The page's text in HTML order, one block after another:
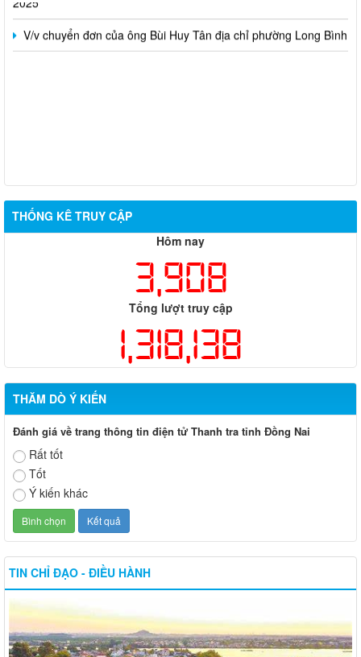
V/v chuyển đơn của ông Bùi Huy Tân địa chỉ phường Long Bình
THỐNG KÊ TRUY CẬP
Hôm nay
3,908
Tổng lượt truy cập
1,318,138
THĂM DÒ Ý KIẾN
Đánh giá về trang thông tin điện tử Thanh tra tỉnh Đồng Nai
Rất tốt
Tốt
Ý kiến khác
TIN CHỈ ĐẠO - ĐIỀU HÀNH